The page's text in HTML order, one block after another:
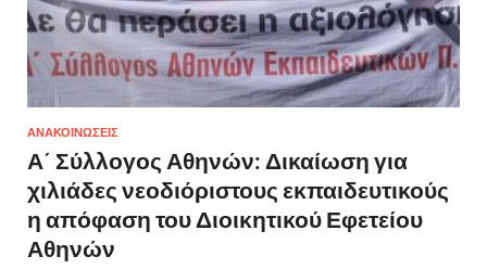
ΑΝΑΚΟΙΝΩΣΕΙΣ
Α΄ Σύλλογος Αθηνών: Δικαίωση για
χιλιάδες νεοδιόριστους εκπαιδευτικούς
η απόφαση του Διοικητικού Εφετείου
Αθηνών